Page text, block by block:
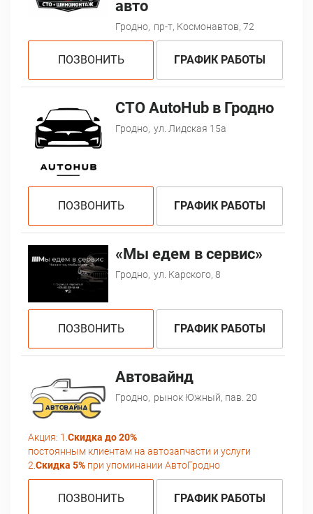
авто
Гродно, пр-т, Космонавтов, 72
ПОЗВОНИТЬ ГРАФИК РАБОТЫ
СТО AutoHub в Гродно
Гродно, ул. Лидская 15а
ПОЗВОНИТЬ ГРАФИК РАБОТЫ
«Мы едем в сервис»
Гродно, ул. Карского, 8
ПОЗВОНИТЬ ГРАФИК РАБОТЫ
Автовайнд
Гродно, рынок Южный, пав. 20
Акция: 1. Скидка до 20%
постоянным клиентам на автозапчасти и услуги
2. Скидка 5% при упоминании АвтоГродно
ПОЗВОНИТЬ ГРАФИК РАБОТЫ